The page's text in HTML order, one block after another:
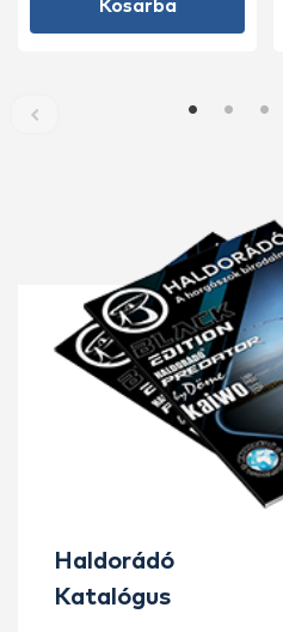
Kosárba
Haldorádó
Katalógus